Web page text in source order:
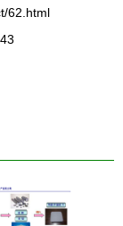
62.html